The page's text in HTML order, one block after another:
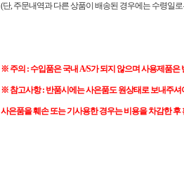
(단, 주문내역과 다른 상품이 배송된 경우에는 수령일
※ 주의 : 수입품은 국내 A/S가 되지 않으며 사용제품은
※ 참고사항 : 반품시에는 사은품도 원상태로 보내주
사은품을 훼손 또는 기사용한 경우는 비용을 차감한 후